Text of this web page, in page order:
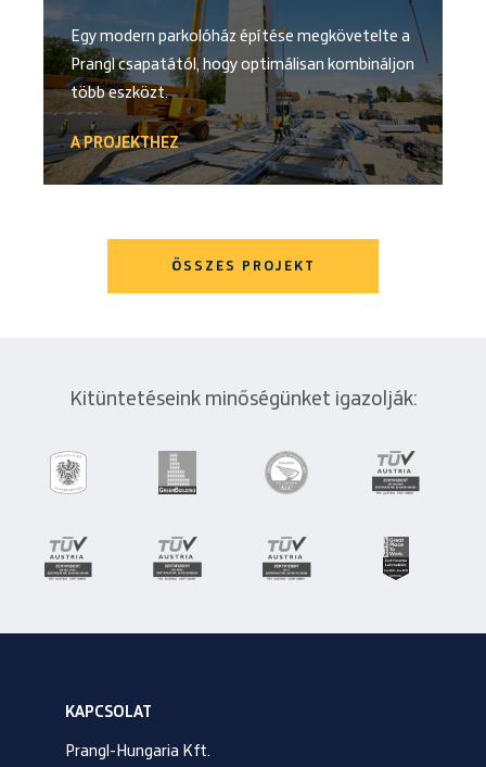
Egy modern parkolóház építése megkövetelte a
Prangl csapatától, hogy optimálisan kombináljon
több eszközt.
A PROJEKTHEZ
ÖSSZES PROJEKT
Kitüntetéseink minőségünket igazolják:
KAPCSOLAT
Prangl-Hungaria Kft.